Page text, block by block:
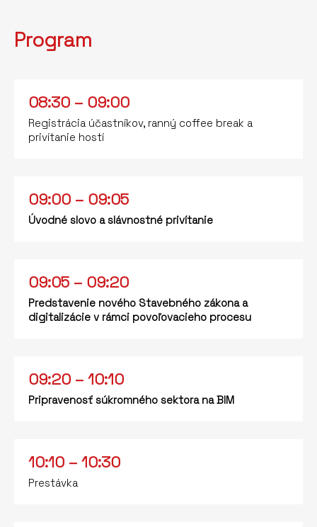
Program
08:30 – 09:00
Registrácia účastníkov, ranný coffee break a
privítanie hostí
09:00 – 09:05
Úvodné slovo a slávnostné privítanie
09:05 – 09:20
Predstavenie nového Stavebného zákona a
digitalizácie v rámci povoľovacieho procesu
09:20 – 10:10
Pripravenosť súkromného sektora na BIM
10:10 – 10:30
Prestávka